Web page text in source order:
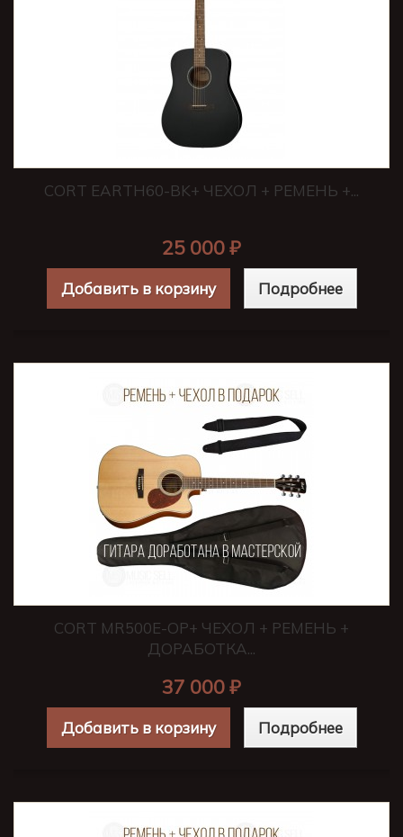
CORT EARTH60-BK+ ЧЕХОЛ + РЕМЕНЬ +...
25 000 ₽
Добавить в корзину Подробнее
CORT MR500E-OP+ ЧЕХОЛ + РЕМЕНЬ +
ДОРАБОТКА...
37 000 ₽
Добавить в корзину Подробнее